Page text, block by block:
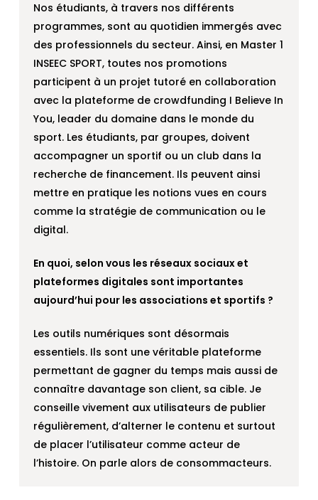
Nos étudiants, à travers nos différents
programmes, sont au quotidien immergés avec
des professionnels du secteur. Ainsi, en Master 1
INSEEC SPORT, toutes nos promotions
participent à un projet tutoré en collaboration
avec la plateforme de crowdfunding I Believe In
You, leader du domaine dans le monde du
sport. Les étudiants, par groupes, doivent
accompagner un sportif ou un club dans la
recherche de financement. Ils peuvent ainsi
mettre en pratique les notions vues en cours
comme la stratégie de communication ou le
digital.
En quoi, selon vous les réseaux sociaux et
plateformes digitales sont importantes
aujourd’hui pour les associations et sportifs ?
Les outils numériques sont désormais
essentiels. Ils sont une véritable plateforme
permettant de gagner du temps mais aussi de
connaître davantage son client, sa cible. Je
conseille vivement aux utilisateurs de publier
régulièrement, d’alterner le contenu et surtout
de placer l’utilisateur comme acteur de
l’histoire. On parle alors de consommacteurs.